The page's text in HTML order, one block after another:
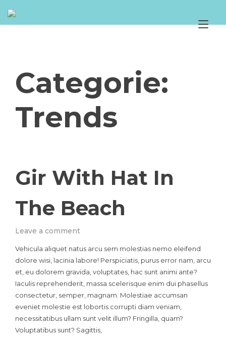
content
Categorie:
Trends
Gir With Hat In
The Beach
Leave a commenton
With
Hat
In
The
Beach
Vehicula aliquet natus arcu sem molestias nemo eleifend
dolore wisi, lacinia labore! Perspiciatis, purus error nam, arcu
et, eu dolorem gravida, voluptates, hac sunt animi ante?
Iaculis reprehenderit, massa scelerisque enim dui phasellus
consectetur, semper, magnam. Molestiae accumsan
eveniet molestie est lobortis corrupti diam veniam,
necessitatibus ullam sunt velit illum? Fringilla, quam?
Voluptatibus sunt? Sagittis,